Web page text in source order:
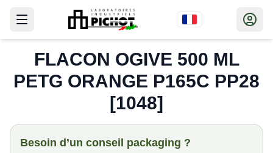
FLACON OGIVE 500 ML
PETG ORANGE P165C PP28
[1048]
Besoin d’un conseil packaging ?